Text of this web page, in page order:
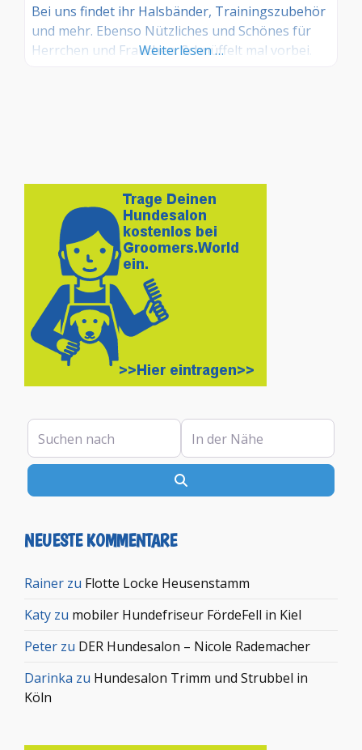
Bei uns findet ihr Halsbänder, Trainingszubehör
und mehr. Ebenso Nützliches und Schönes für
Herrchen und Frauchen. Schnüffelt mal vorbei.
Weiterlesen …
Suchen nach In der Nähe
NEUESTE KOMMENTARE
Rainer zu Flotte Locke Heusenstamm
Katy zu mobiler Hundefriseur FördeFell in Kiel
Peter zu DER Hundesalon – Nicole Rademacher
Darinka zu Hundesalon Trimm und Strubbel in
Köln